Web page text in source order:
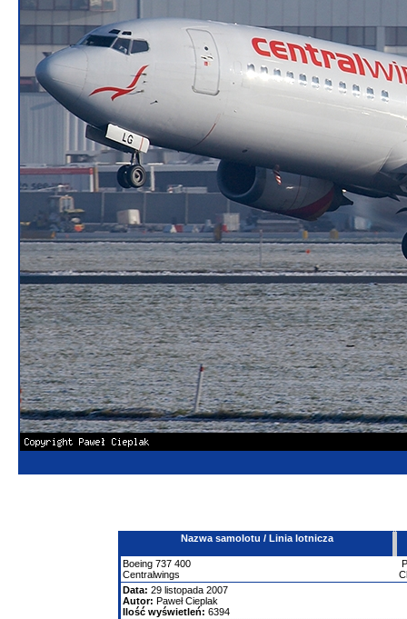
Nazwa samolotu / Linia lotnicza
Boeing 737 400
Centralwings
Data: 29 listopada 2007
Autor: Paweł Cieplak
Ilość wyświetleń: 6394